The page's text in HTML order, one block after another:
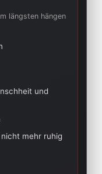
längsten hängen
und
mehr ruhig